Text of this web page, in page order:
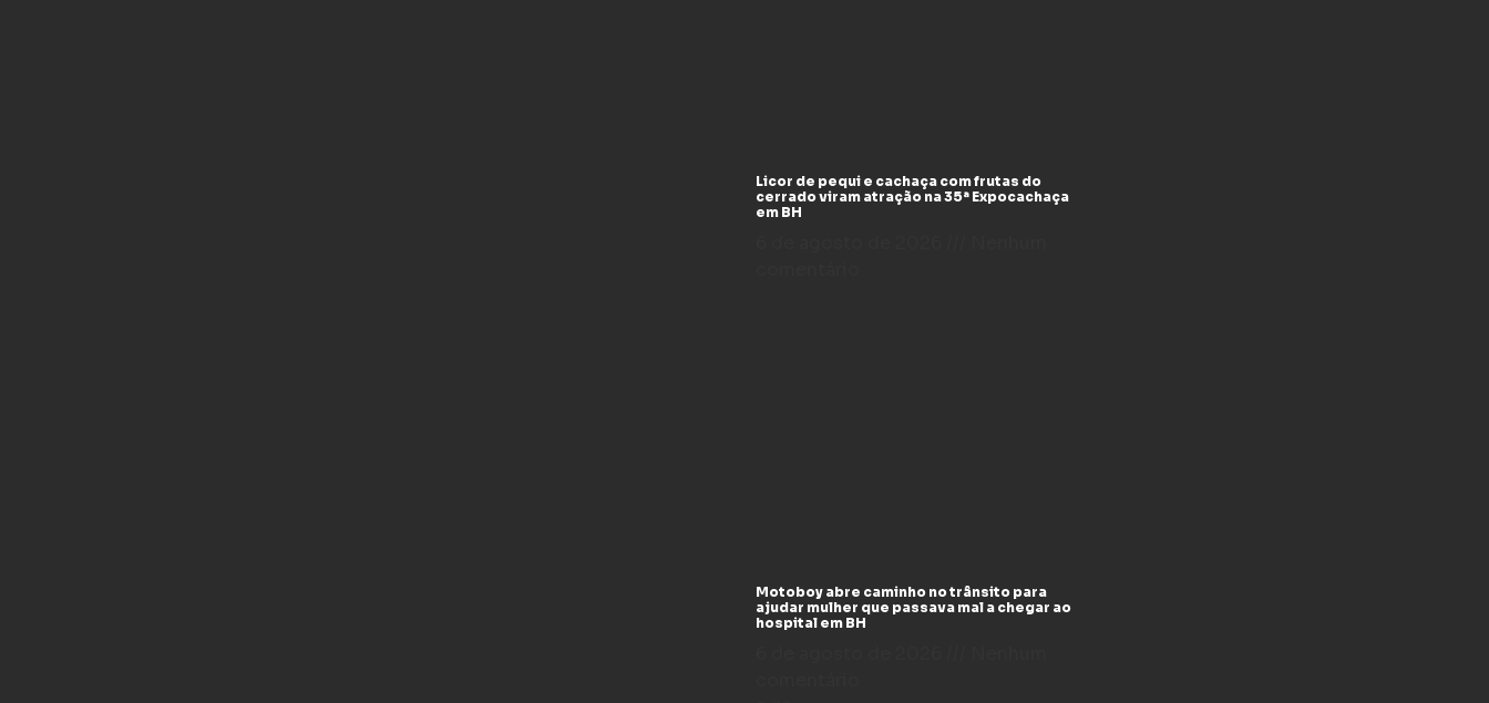
Licor de pequi e cachaça com frutas do
cerrado viram atração na 35ª Expocachaça
em BH
Motoboy abre caminho no trânsito para
ajudar mulher que passava mal a chegar ao
hospital em BH